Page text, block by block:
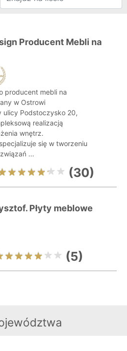
Producent Mebli na
producent mebli na
w Ostrowi
ulicy Podstoczysko 20,
realizacją
wnętrz.
się w tworzeniu
...
(30)
Płyty meblowe
(5)